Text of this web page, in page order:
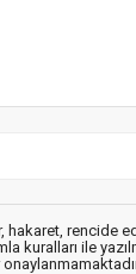
hakaret, rencide
kuralları ile